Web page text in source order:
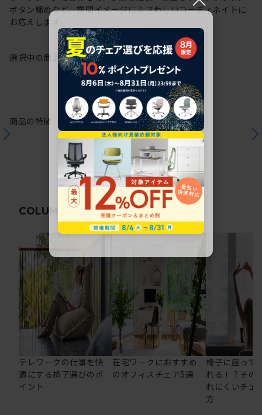
ボタン締めなど、空間イメージにふさわしいコーディネイトに
お応えします。
選択中の商品情報保証注意事項
商品の特徴
COLUMN 関連コラム
テレワークの仕事を快
適にする椅子選びのポ
イント
在宅ワークにおすすめ
のオフィスチェア5選
椅子に座って
れる！？その
れにくいチェ
方